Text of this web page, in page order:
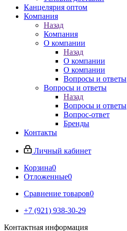
Канцелярия оптом
Компания
Назад
Компания
О компании
Назад
О компании
О компании
Вопросы и ответы
Вопросы и ответы
Назад
Вопросы и ответы
Вопрос-ответ
Бренды
Контакты
Личный кабинет
Корзина0
Отложенные0
Сравнение товаров0
+7 (921) 938-30-29
Контактная информация